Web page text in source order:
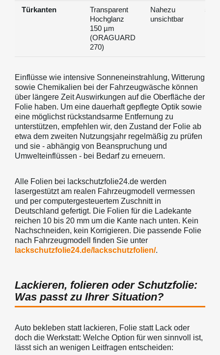
Türkanten
Transparent
Hochglanz
150 µm
(ORAGUARD
270)
Nahezu
unsichtbar
5
Einflüsse wie intensive Sonneneinstrahlung, Witterung
sowie Chemikalien bei der Fahrzeugwäsche können
über längere Zeit Auswirkungen auf die Oberfläche der
Folie haben. Um eine dauerhaft gepflegte Optik sowie
eine möglichst rückstandsarme Entfernung zu
unterstützen, empfehlen wir, den Zustand der Folie ab
etwa dem zweiten Nutzungsjahr regelmäßig zu prüfen
und sie - abhängig von Beanspruchung und
Umwelteinflüssen - bei Bedarf zu erneuern.
Alle Folien bei lackschutzfolie24.de werden
lasergestützt am realen Fahrzeugmodell vermessen
und per computergesteuertem Zuschnitt in
Deutschland gefertigt. Die Folien für die Ladekante
reichen 10 bis 20 mm um die Kante nach unten. Kein
Nachschneiden, kein Korrigieren. Die passende Folie
nach Fahrzeugmodell finden Sie unter
lackschutzfolie24.de/lackschutzfolien/.
Lackieren, folieren oder Schutzfolie:
Was passt zu Ihrer Situation?
Auto bekleben statt lackieren, Folie statt Lack oder
doch die Werkstatt: Welche Option für wen sinnvoll ist,
lässt sich an wenigen Leitfragen entscheiden: